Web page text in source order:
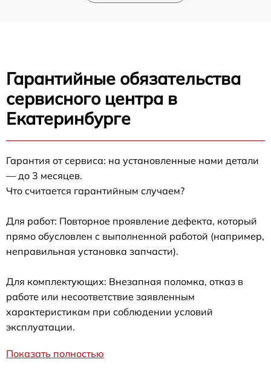
Гарантийные обязательства
сервисного центра в
Екатеринбурге
Гарантия от сервиса: на установленные нами детали
— до 3 месяцев.
Что считается гарантийным случаем?
Для работ: Повторное проявление дефекта, который
прямо обусловлен с выполненной работой (например,
неправильная установка запчасти).
Для комплектующих: Внезапная поломка, отказ в
работе или несоответствие заявленным
характеристикам при соблюдении условий
эксплуатации.
Показать полностью